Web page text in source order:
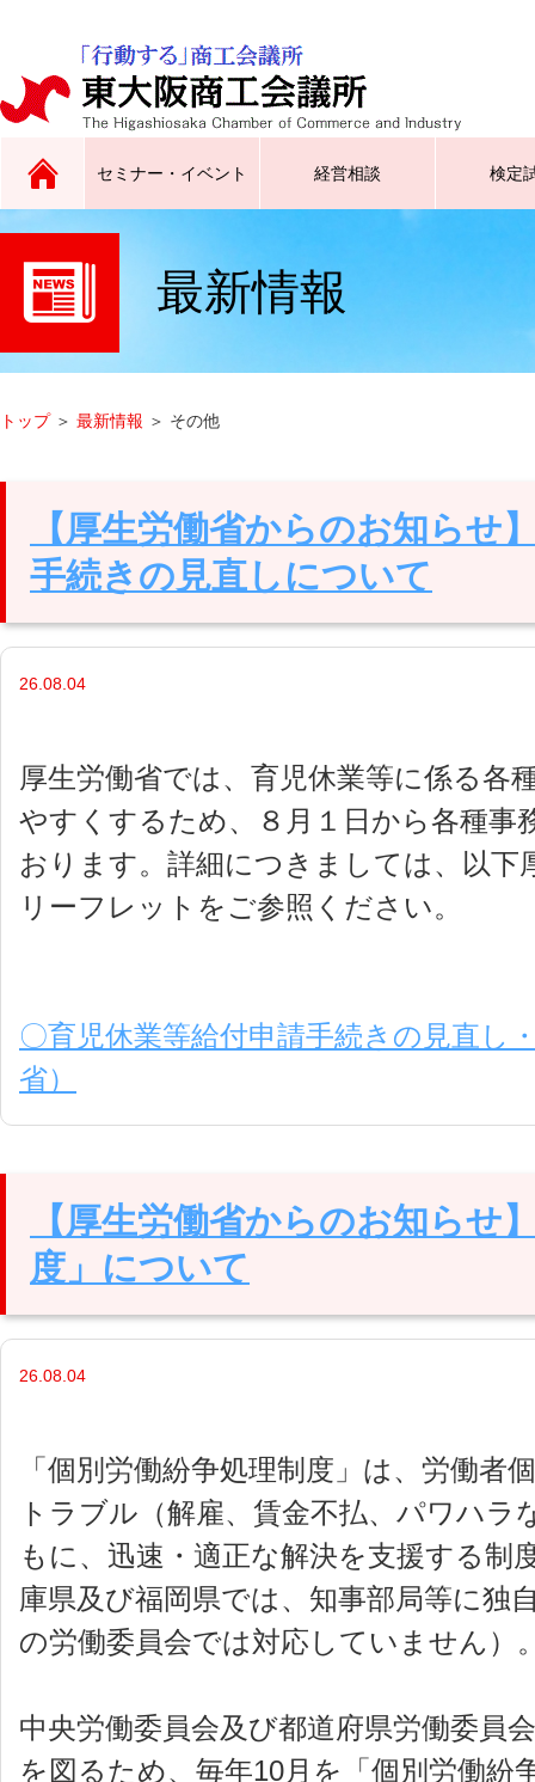
セミナー・イベント 経営相談 検定
原産地証明、インボイス証明、
サイン証明、電子証明書
広告チラシ同封サービスなど
トップス東大阪／東大阪ラグビ
ーグッズ創生クラブなど
合同企業説明会、就職フェスタ
など
最新情報
トップ＞ 最新情報 ＞ その他
【厚生労働省からのお知らせ
手続きの見直しについて
26.08.04
厚生労働省では、育児休業等に係る各
やすくするため、８月１日から各種事
おります。詳細につきましては、以下
リーフレットをご参照ください。
〇育児休業等給付申請手続きの見直し
省）
【厚生労働省からのお知らせ
度」について
26.08.04
「個別労働紛争処理制度」は、労働者
トラブル（解雇、賃金不払、パワハ
もに、迅速・適正な解決を支援する制
庫県及び福岡県では、知事部局等に独
の労働委員会では対応していません）
中央労働委員会及び都道府県労働委員
を図るため、毎年10月を「個別労働紛